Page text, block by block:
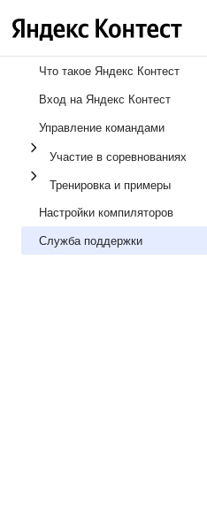
Что такое Яндекс Контест
Вход на Яндекс Контест
Управление командами
Участие в соревнованиях
Тренировка и примеры
Настройки компиляторов
Служба поддержки